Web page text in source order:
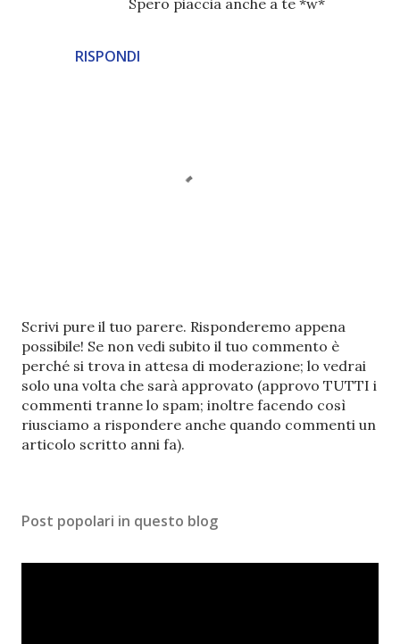
RISPONDI
P
o
s
t
a
u
n
m
n
Scrivi pure il tuo parere. Risponderemo appena
possibile! Se non vedi subito il tuo commento è
perché si trova in attesa di moderazione; lo vedrai
solo una volta che sarà approvato (approvo TUTTI i
commenti tranne lo spam; inoltre facendo così
riusciamo a rispondere anche quando commenti un
articolo scritto anni fa).
Post popolari in questo blog